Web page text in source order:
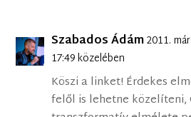
Szabados Ádám2011.
17:49 közelében
Köszi a linket! Érdekes
felől is lehetne közelíteni,